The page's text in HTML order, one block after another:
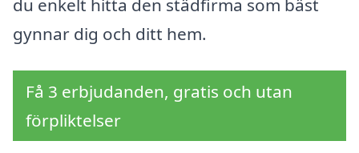
du enkelt hitta den städfirma som bäst
gynnar dig och ditt hem.
Få 3 erbjudanden, gratis och utan
förpliktelser